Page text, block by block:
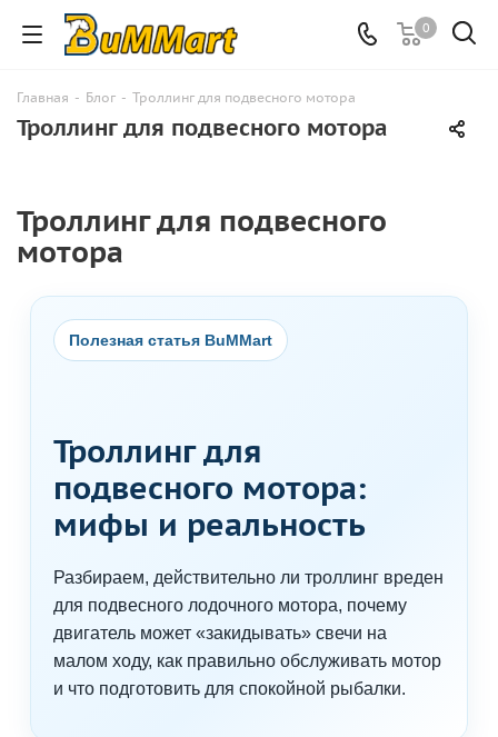
0
Главная - Блог - Троллинг для подвесного мотора
Троллинг для подвесного мотора
Троллинг для подвесного
мотора
Полезная статья BuMMart
Троллинг для
подвесного мотора:
мифы и реальность
Разбираем, действительно ли троллинг вреден
для подвесного лодочного мотора, почему
двигатель может «закидывать» свечи на
малом ходу, как правильно обслуживать мотор
и что подготовить для спокойной рыбалки.